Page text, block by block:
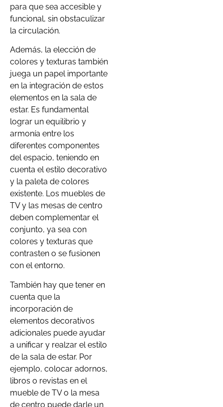
para que sea accesible y
funcional, sin obstaculizar
la circulación.
Además, la elección de
colores y texturas también
juega un papel importante
en la integración de estos
elementos en la sala de
estar. Es fundamental
lograr un equilibrio y
armonía entre los
diferentes componentes
del espacio, teniendo en
cuenta el estilo decorativo
y la paleta de colores
existente. Los muebles de
TV y las mesas de centro
deben complementar el
conjunto, ya sea con
colores y texturas que
contrasten o se fusionen
con el entorno.
También hay que tener en
cuenta que la
incorporación de
elementos decorativos
adicionales puede ayudar
a unificar y realzar el estilo
de la sala de estar. Por
ejemplo, colocar adornos,
libros o revistas en el
mueble de TV o la mesa
de centro puede darle un